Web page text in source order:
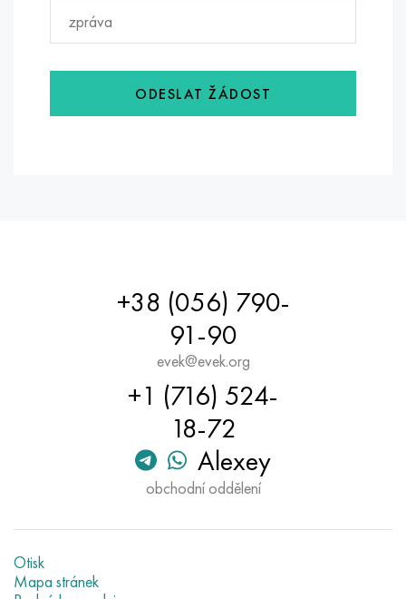
ODESLAT ŽÁDOST
+38 (056) 790-
91-90
evek@evek.org
+1 (716) 524-
18-72
Alexey
obchodní oddělení
Otisk
Mapa stránek